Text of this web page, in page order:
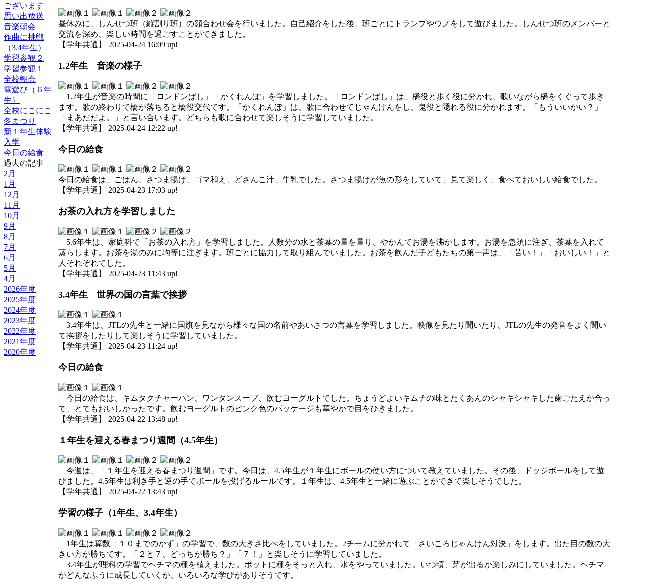
ございます
思い出放送
音楽朝会
作曲に挑戦
（3.4年生）
学習参観２
学習参観１
全校朝会
雪遊び（６年
生）
全校にこにこ
冬まつり
新１年生体験
入学
今日の給食
過去の記事
2月
1月
12月
11月
10月
9月
8月
7月
6月
5月
4月
2026年度
2025年度
2024年度
2023年度
2022年度
2021年度
2020年度
昼休みに、しんせつ班（縦割り班）の顔合わせ会を行いました。自己紹介をした後、班ごとにトランプやウノをして遊びました。しんせつ班のメンバーと
交流を深め、楽しい時間を過ごすことができました。
【学年共通】 2025-04-24 16:09 up!
1.2年生 音楽の様子
1.2年生が音楽の時間に「ロンドンばし」「かくれんぼ」を学習しました。「ロンドンばし」は、橋役と歩く役に分かれ、歌いながら橋をくぐって歩き
ます。歌の終わりで橋が落ちると橋役交代です。「かくれんぼ」は、歌に合わせてじゃんけんをし、鬼役と隠れる役に分かれます。「もういいかい？」
「まあだだよ。」と言い合います。どちらも歌に合わせて楽しそうに学習していました。
【学年共通】 2025-04-24 12:22 up!
今日の給食
今日の給食は、ごはん、さつま揚げ、ゴマ和え、どさんこ汁、牛乳でした。さつま揚げが魚の形をしていて、見て楽しく、食べておいしい給食でした。
【学年共通】 2025-04-23 17:03 up!
お茶の入れ方を学習しました
5.6年生は、家庭科で「お茶の入れ方」を学習しました。人数分の水と茶葉の量を量り、やかんでお湯を沸かします。お湯を急須に注ぎ、茶葉を入れて
蒸らします。お茶を湯のみに均等に注ぎます。班ごとに協力して取り組んでいました。お茶を飲んだ子どもたちの第一声は、「苦い！」「おいしい！」と
人それぞれでした。
【学年共通】 2025-04-23 11:43 up!
3.4年生 世界の国の言葉で挨拶
3.4年生は、JTLの先生と一緒に国旗を見ながら様々な国の名前やあいさつの言葉を学習しました。映像を見たり聞いたり、JTLの先生の発音をよく聞い
て挨拶をしたりして楽しそうに学習していました。
【学年共通】 2025-04-23 11:24 up!
今日の給食
今日の給食は、キムタクチャーハン、ワンタンスープ、飲むヨーグルトでした。ちょうどよいキムチの味とたくあんのシャキシャキした歯ごたえが合っ
て、とてもおいしかったです。飲むヨーグルトのピンク色のパッケージも華やかで目をひきました。
【学年共通】 2025-04-22 13:48 up!
１年生を迎える春まつり週間（4.5年生）
今週は、「１年生を迎える春まつり週間」です。今日は、4.5年生が１年生にボールの使い方について教えていました。その後、ドッジボールをして遊
びました。4.5年生は利き手と逆の手でボールを投げるルールです。１年生は、4.5年生と一緒に遊ぶことができて楽しそうでした。
【学年共通】 2025-04-22 13:43 up!
学習の様子（1年生、3.4年生）
1年生は算数「１０までのかず」の学習で、数の大きさ比べをしていました。2チームに分かれて「さいころじゃんけん対決」をします。出た目の数の大
きい方が勝ちです。「２と７、どっちが勝ち？」「７！」と楽しそうに学習していました。
3.4年生が理科の学習でヘチマの種を植えました。ポットに種をそっと入れ、水をやっていました。いつ頃、芽が出るか楽しみにしていました。ヘチマ
がどんなふうに成長していくか、いろいろな学びがありそうです。